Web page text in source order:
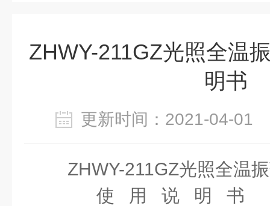
ZHWY-211GZ光照全温
明书
更新时间：2021-04-
ZHWY-211GZ光照全温
使
用 说 明 书